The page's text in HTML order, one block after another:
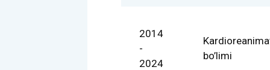
2014
-
2024
bo’limi